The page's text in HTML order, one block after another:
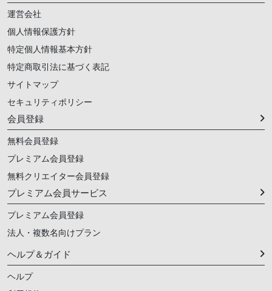
運営会社
個人情報保護方針
特定個人情報基本方針
特定商取引法に基づく表記
サイトマップ
セキュリティポリシー
会員登録
無料会員登録
プレミアム会員登録
無料クリエイター会員登録
プレミアム会員サービス
プレミアム会員登録
法人・複数名向けプラン
ヘルプ＆ガイド
ヘルプ